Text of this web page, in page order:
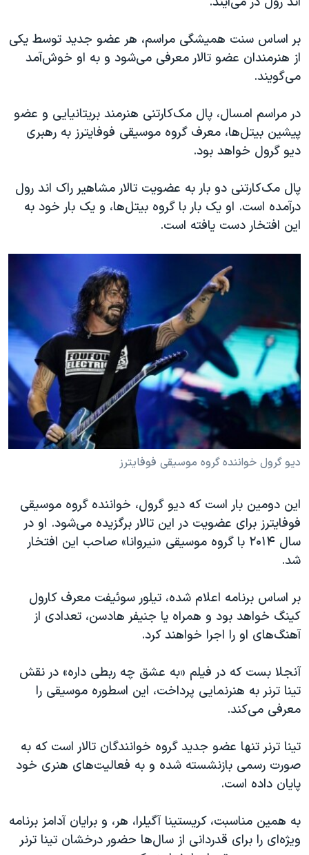
صفحه‌های ویژه
بر اساس سنت همیشگی مراسم، هر عضو جدید توسط یکی
از هنرمندان عضو تالار معرفی می‌شود و به او خوش‌آمد
می‌گویند.
در مراسم امسال، پال مک‌کارتنی هنرمند بریتانیایی و عضو
پیشین بیتل‌ها، معرف گرو‌ه موسیقی فو‌فایترز به رهبری
دیو گرول خواهد بود.
پال مک‌کارتنی دو بار به عضویت تالار مشاهیر راک اند رول
درآمده است. او یک‌ بار با گروه بیتل‌ها، و یک بار خود به
این افتخار دست یافته است.
دیو گرول خواننده گر‌وه موسیقی فو‌فایترز
این دومین‌ بار است که دیو گرول، خواننده گر‌وه موسیقی
فو‌فایترز برای عضویت در این تالار برگزیده می‌شود. او در
سال ۲۰۱۴ با گروه موسیقی «نیروانا» صاحب این افتخار
شد.
بر اساس برنامه اعلام شده، تیلور سوئیفت معرف کارول
کینگ خواهد بود و همراه یا جنیفر هادسن، تعدادی از
آهنگ‌های او را اجرا خواهند کرد.
آنجلا بست که در فیلم «به عشق چه ربطی داره» در نقش
تینا ترنر به هنرنمایی پرداخت، این‌ اسطوره موسیقی را
معرفی می‌کند.
تینا ترنر تنها عضو جدید گروه خوانندگان تالار است که به
صورت رسمی بازنشسته شده و به فعالیت‌های هنری خود
پایان داده است.
به همین‌ مناسبت، کریستینا آگیلرا، هر، و برایان آدامز برنامه
ویژه‌ای را برای قدردانی از سال‌ها حضور درخشان تینا ترنر